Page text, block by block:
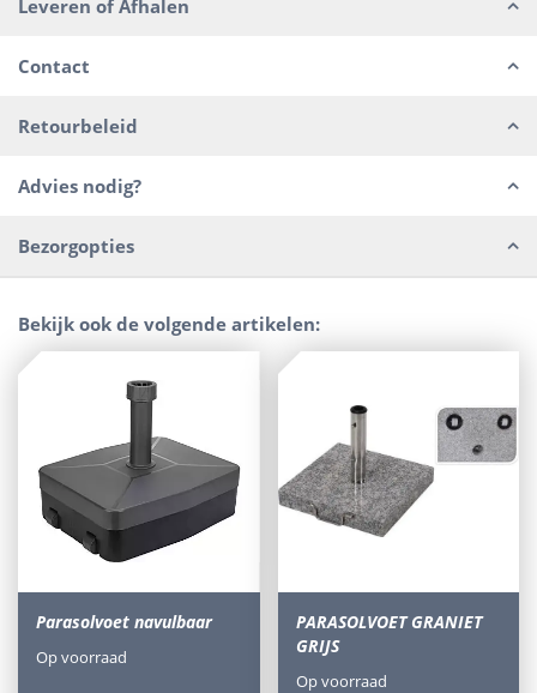
Leveren of Afhalen
Contact
Retourbeleid
Advies nodig?
Bezorgopties
Bekijk ook de volgende artikelen:
Parasolvoet navulbaar
Op voorraad
PARASOLVOET GRANIET
GRIJS
Op voorraad